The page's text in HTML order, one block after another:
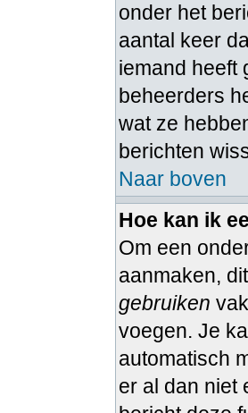
onder het
aantal keer
iemand heeft
beheerders
wat ze
berichten
Naar boven
Hoe kan ik
Om een
aanmaken,
gebruiken
voegen. Je
automatisch
er al dan niet